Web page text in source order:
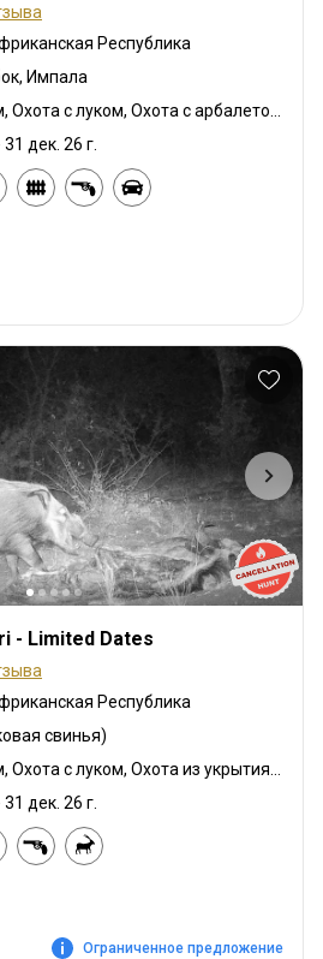
Республика
Импала
Охота с карабином, Охота с луком, Охота с арбалетом, Загонная охота, Охота с вышки, Охота из укрытия, Охота с подхода
дек. 26 г.
- Limited Dates
Республика
свинья)
дек. 26 г.
Ограниченное предложение